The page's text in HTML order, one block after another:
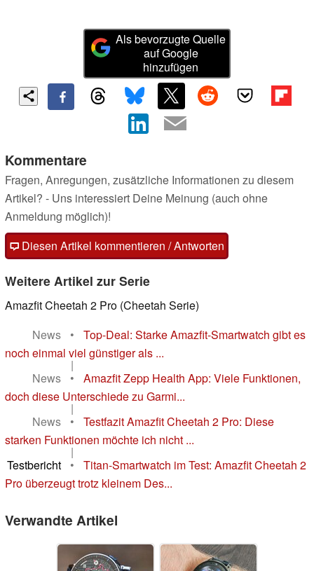
Als bevorzugte Quelle
auf Google
hinzufügen
Kommentare
Fragen, Anregungen, zusätzliche Informationen zu diesem
Artikel? - Uns interessiert Deine Meinung (auch ohne
Anmeldung möglich)!
Diesen Artikel kommentieren / Antworten
Weitere Artikel zur Serie
Amazfit Cheetah 2 Pro (Cheetah Serie)
News
•
Top-Deal: Starke Amazfit-Smartwatch gibt es
noch einmal viel günstiger als ...
|
News
•
Amazfit Zepp Health App: Viele Funktionen,
doch diese Unterschiede zu Garmi...
|
News
•
Testfazit Amazfit Cheetah 2 Pro: Diese
starken Funktionen möchte ich nicht ...
|
Testbericht
•
Titan-Smartwatch im Test: Amazfit Cheetah 2
Pro überzeugt trotz kleinem Des...
Verwandte Artikel